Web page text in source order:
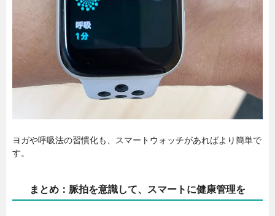
ヨガや呼吸法の習慣化も、スマートウォッチがあればより簡単で
す。
まとめ：脈拍を意識して、スマートに健康管理を